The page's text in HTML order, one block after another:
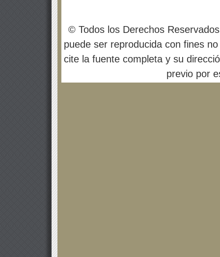
© Todos los Derechos
puede ser reproducida con fines
cite la fuente completa y su
previo por